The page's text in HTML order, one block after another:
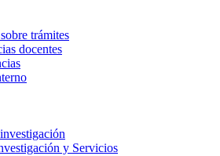
trámites
docentes
y Servicios